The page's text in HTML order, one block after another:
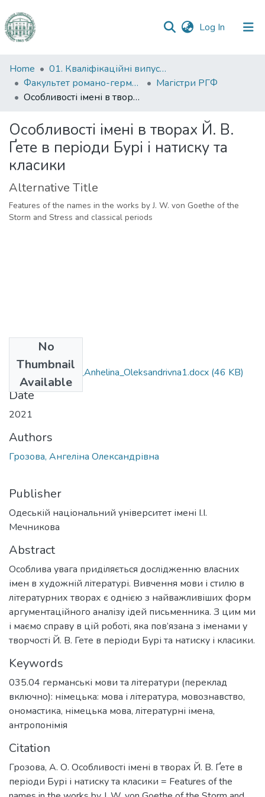
Log In (current)
Communities
&
Collections
Statistics
Home
01. Кваліфікаційні випускні роботи здобувачів вищої освіти
Факультет романо-германської філології
Магістри РГФ
Особливості імені в творах Й. В. Ґете в періоди Бурі і натиску та класики
Особливості імені в творах Й. В.
Ґете в періоди Бурі і натиску та
класики
Alternative Title
Features of the names in the works by J. W. von Goethe of the
Storm and Stress and classical periods
No
Thumbnail
Available
035.04_Hrozova_Anhelina_Oleksandrivna1.docx (46 KB)
Date
2021
Authors
Грозова, Ангеліна Олександрівна
Publisher
Одеській національний університет імені І.І.
Мечникова
Abstract
Особлива увага приділяється дослідженню власних
імен в художній літературі. Вивчення мови і стилю в
літературних творах є однією з найважливіших форм
аргументаційного аналізу ідей письменника. З цим ми
і маємо справу в цій роботі, яка пов’язана з іменами у
творчості Й. В. Гете в періоди Бурі та натиску і класики.
Keywords
035.04 германські мови та літератури (переклад
включно): німецька: мова і література, мовознавство,
ономастика, німецька мова, літературні імена,
антропонімія
Citation
Грозова, А. О. Особливості імені в творах Й. В. Ґете в
періоди Бурі і натиску та класики = Features of the